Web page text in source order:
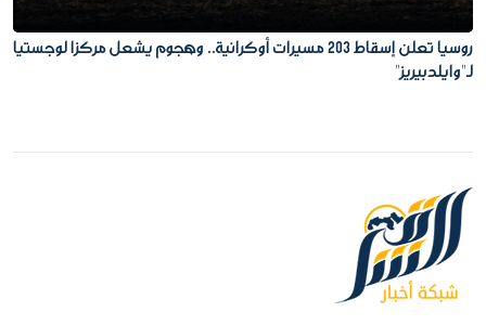
روسيا تعلن إسقاط 203 مسيرات أوكرانية.. وهجوم يشعل مركزا لوجستيا
لـ"وايلدبيريز"